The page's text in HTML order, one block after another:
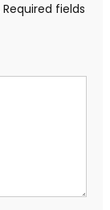
Required fields